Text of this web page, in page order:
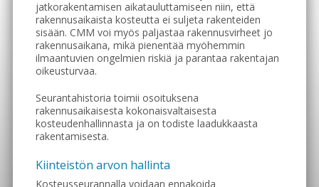
jatkorakentamisen aikatauluttamiseen niin, että
rakennusaikaista kosteutta ei suljeta rakenteiden
sisään. CMM voi myös paljastaa rakennusvirheet jo
rakennusaikana, mikä pienentää myöhemmin
ilmaantuvien ongelmien riskiä ja parantaa rakentajan
oikeusturvaa.
Seurantahistoria toimii osoituksena
rakennusaikaisesta kokonaisvaltaisesta
kosteudenhallinnasta ja on todiste laadukkaasta
rakentamisesta.
Kiinteistön arvon hallinta
Kosteusseurannalla voidaan ennakoida